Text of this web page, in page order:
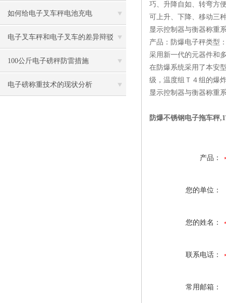
事
如何给电子叉车秤电池充电
电子叉车秤和电子叉车的差异辩驳
100公斤电子磅秤防雷措施
电子磅称重技术的现状分析
巧、升降自如、转弯方
可上升、下降、移动三
显示控制器与衡器称重
产品：防爆电子秤类型
采用新一代的元器件和
在防爆系统采用了本安
级，温度组Ｔ４组的爆
显示控制器与衡器称重
防爆不锈钢电子拖车秤
产品：
您的单位：
您的姓名：
联系电话：
常用邮箱：